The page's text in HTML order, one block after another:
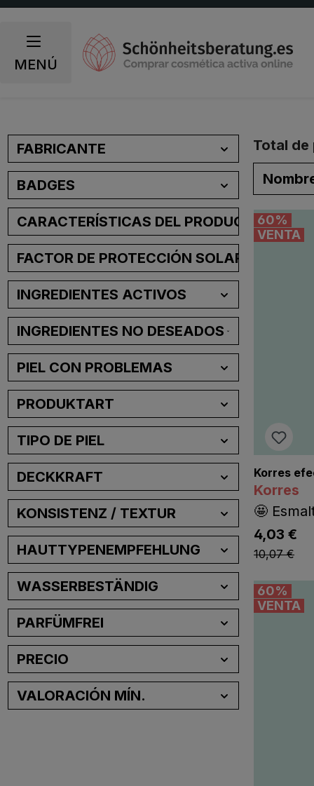
MENÚ
FABRICANTE
BADGES
CARACTERÍSTICAS DEL PRODUCTO
FACTOR DE PROTECCIÓN SOLAR (FPS)
INGREDIENTES ACTIVOS
INGREDIENTES NO DESEADOS
PIEL CON PROBLEMAS
PRODUKTART
TIPO DE PIEL
DECKKRAFT
KONSISTENZ / TEXTUR
HAUTTYPENEMPFEHLUNG
WASSERBESTÄNDIG
PARFÜMFREI
PRECIO
VALORACIÓN MÍN.
Total
60%
VENTA
Korres
Korres
🤩
4,03 €
10,07 €
60%
VENTA